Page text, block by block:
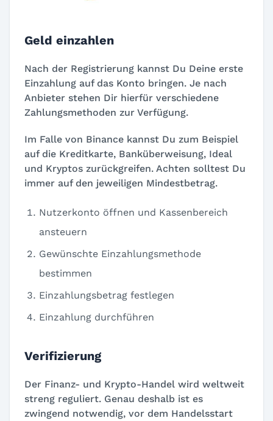
Geld einzahlen
Nach der Registrierung kannst Du Deine erste
Einzahlung auf das Konto bringen. Je nach
Anbieter stehen Dir hierfür verschiedene
Zahlungsmethoden zur Verfügung.
Im Falle von Binance kannst Du zum Beispiel
auf die Kreditkarte, Banküberweisung, Ideal
und Kryptos zurückgreifen. Achten solltest Du
immer auf den jeweiligen Mindestbetrag.
Nutzerkonto öffnen und Kassenbereich
ansteuern
Gewünschte Einzahlungsmethode
bestimmen
Einzahlungsbetrag festlegen
Einzahlung durchführen
Verifizierung
Der Finanz- und Krypto-Handel wird weltweit
streng reguliert. Genau deshalb ist es
zwingend notwendig, vor dem Handelsstart